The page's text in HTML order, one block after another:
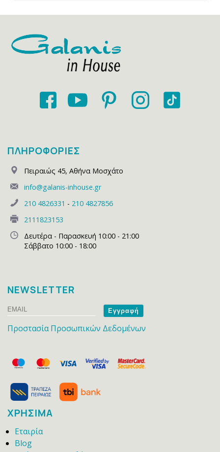
ΠΛΗΡΟΦΟΡΙΕΣ
Πειραιώς 45, Αθήνα Μοσχάτο
info@galanis-inhouse.gr
210 4826331 - 210 4827856
2111823153
Δευτέρα - Παρασκευή 10:00 - 21:00
Σάββατο 10:00 - 18:00
NEWSLETTER
Email
Name
Προστασία Προσωπικών Δεδομένων
ΧΡΗΣΙΜΑ
Εταιρία
Blog